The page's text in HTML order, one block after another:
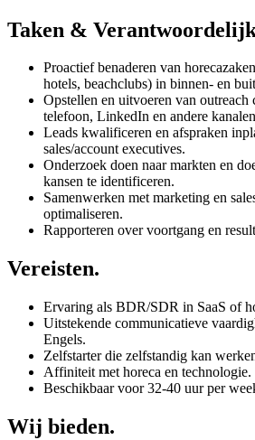
Taken &
Proactief benaderen van
hotels, beachclubs) in binnen- en
Opstellen en uitvoeren van outreach
telefoon, LinkedIn en andere
Leads kwalificeren en afspraken
sales/account executives.
Onderzoek doen naar markten en
kansen te identificeren.
Samenwerken met marketing en
optimaliseren.
Rapporteren over voortgang en
Vereisten.
Ervaring als BDR/SDR in SaaS of
Uitstekende communicatieve
Engels.
Zelfstarter die zelfstandig kan
Affiniteit met horeca en technologie.
Beschikbaar voor 32-40 uur per
Wij bieden.